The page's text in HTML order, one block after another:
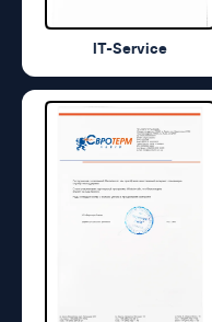
IT-Service